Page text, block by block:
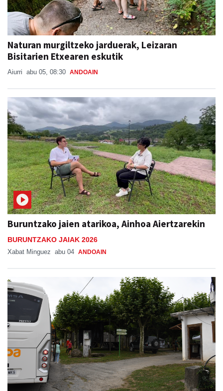
Naturan murgiltzeko jarduerak, Leizaran
Bisitarien Etxearen eskutik
Aiurri abu 05, 08:30 ANDOAIN
Buruntzako jaien atarikoa, Ainhoa Aiertzarekin
BURUNTZAKO JAIAK 2026
Xabat Minguez abu 04 ANDOAIN